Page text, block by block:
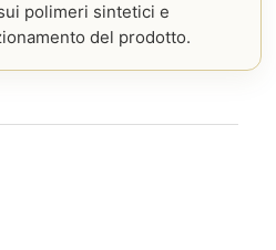
polimeri sintetici e
del prodotto.